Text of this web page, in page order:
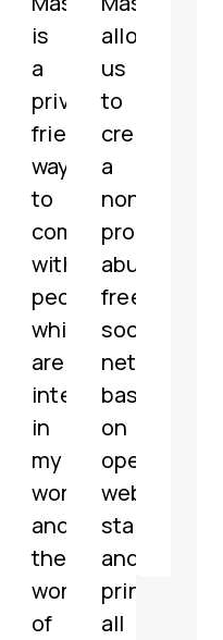
is
a
privacy-
friendly
way
to
communicate
with
people
which
are
interested
in
my
work
and
the
work
of
allowed
us
to
create
a
non-
profit,
abuse-
free
social
network
based
on
open
web
standards
and
principles,
all